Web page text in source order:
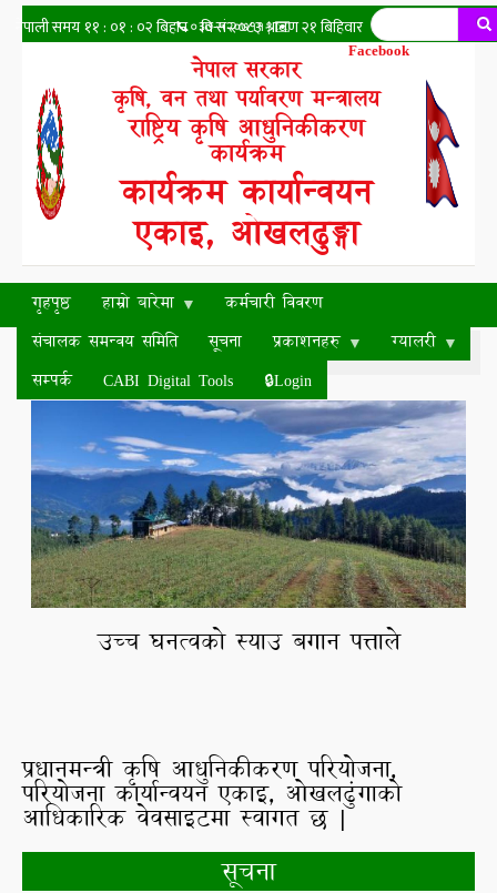
Skip
Search
📞०३७-५२०७११ | ✉️
|Facebook
नेपाल सरकार
कृषि, वन तथा पर्यावरण मन्त्रालय
राष्ट्रिय कृषि आधुनिकीकरण
कार्यक्रम
कार्यक्रम कार्यान्वयन
एकाइ, ओखलढुङ्गा
गृहपृष्ठ हाम्रो बारेमा
कर्मचारी विवरण
संचालक समन्वय समिति
सूचना प्रकाशनहरु
ग्यालरी
सम्पर्क
CABI Digital Tools 🔒Login
NOTICE
अध्यावधिक
उच्च घनत्वको स्याउ बगान पत्ताले
प्रधानमन्त्री कृषि आधुनिकीकरण परियोजना,
परियोजना कार्यान्वयन एकाइ, ओखलढुंगाको
आधिकारिक वेवसाइटमा स्वागत छ |
सूचना